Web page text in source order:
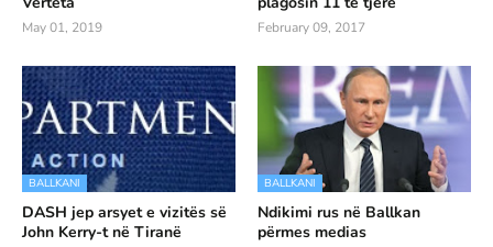
May 01, 2019 February 09, 2017
BALLKANI
DASH jep arsyet e vizitës së
John Kerry-t në Tiranë
BALLKANI
Ndikimi rus në Ballkan
përmes medias